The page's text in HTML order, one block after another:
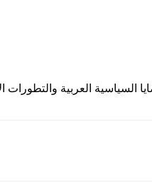
العربية والتطورات